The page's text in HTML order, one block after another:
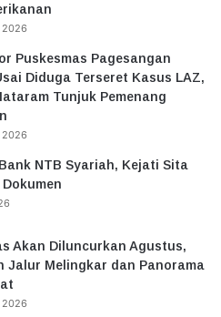
2026
Puskesmas Pagesangan
Diduga Terseret Kasus LAZ,
Tunjuk Pemenang
2026
NTB Syariah, Kejati Sita
Akan Diluncurkan Agustus,
Jalur Melingkar dan Panorama
2026